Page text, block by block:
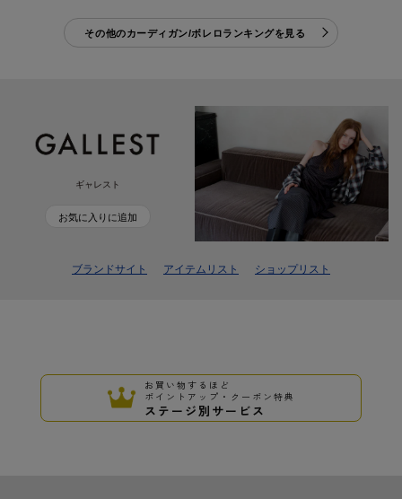
その他のカーディガン/ボレロランキングを見る
ギャレスト
お気に入りに追加
ブランドサイト アイテムリスト ショップリスト
お買い物するほど
ポイントアップ・クーポン特典
ステージ別サービス